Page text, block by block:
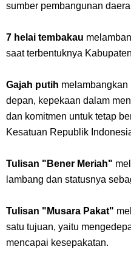
sumber pembangunan
7 helai tembakau
saat terbentuknya
Gajah putih
depan, kepekaan dalam
dan komitmen untuk tetap
Kesatuan Republik
Tulisan "Bener Meriah"
lambang dan statusnya
Tulisan "Musara Pakat"
satu tujuan, yaitu
mencapai kesepakatan.